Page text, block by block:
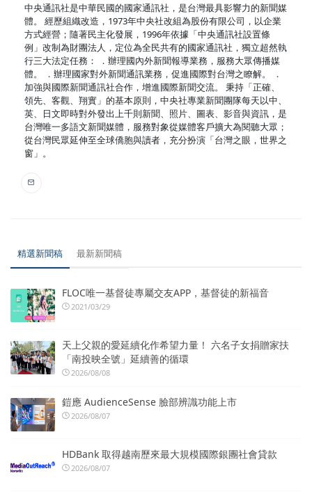
中央通訊社是中華民國的國家通訊社，是台灣最具影響力的新聞媒
體。 經歷組織改造，1973年中央社改組為股份有限公司，以企業
方式經營；隨著民主化發展，1996年依據「中央通訊社設置條
例」改制為財團法人，定位為全民共有的國家通訊社，獨立超然執
行三大法定任務： ．辦理國內外新聞報導業務，服務大眾傳播媒
體。 ．辦理國家對外新聞通訊業務，促進國際對台灣之瞭解。 ．
加強與國際新聞通訊社合作，增進國際新聞交流。 秉持「正確、
領先、客觀、翔實」的基本原則，中央社專業新聞團隊每天以中、
英、日文即時對外發出上千則新聞、照片、圖表、影音與資訊，是
台灣唯一多語文新聞媒體，服務對象從媒體客戶擴大為閱聽大眾；
從台灣民眾延伸至全球僑胞與讀者，充分扮演「台灣之眼，世界之
窗」。
精選新聞稿 最新新聞稿
FLOC唯一基督徒專屬交友APP，基督徒的新福音
2021/03/29
天上父親的愛延續化作希望力量！ 六名子女捐贈家扶
「南投映全號」延續善的循環
2026/08/08
鎧應 AudienceSense 臉部辨識功能上市
2026/08/07
HDBank 取得越南歷來最大規模國際銀團社會貸款
2026/08/07